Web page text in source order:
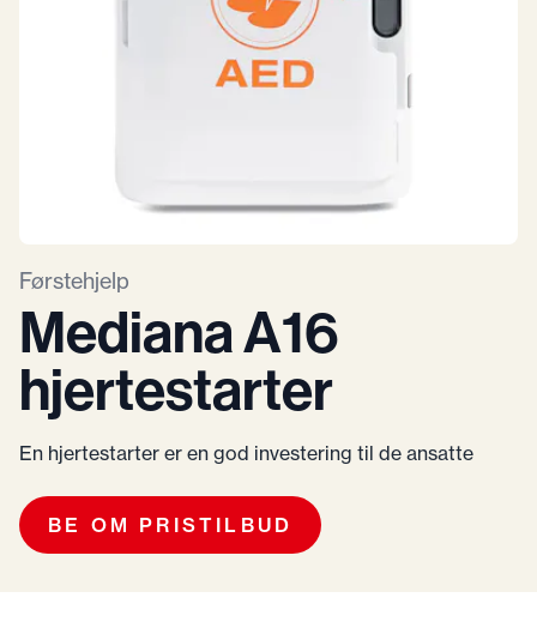
Førstehjelp
Mediana A16
hjertestarter
En hjertestarter er en god investering til de ansatte
BE OM PRISTILBUD